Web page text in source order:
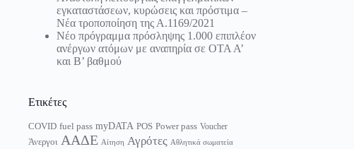
εγκαταστάσεων, κυρώσεις και πρόστιμα –
Νέα τροποποίηση της Α.1169/2021
Νέο πρόγραμμα πρόσληψης 1.000 επιπλέον
ανέργων ατόμων με αναπηρία σε ΟΤΑ Α’
και Β’ βαθμού
Ετικέτες
COVID fuel pass myDATA POS Power pass Voucher
Άνεργοι ΑΑΔΕ Αίτηση Αγρότες Αθλητικά σωματεία